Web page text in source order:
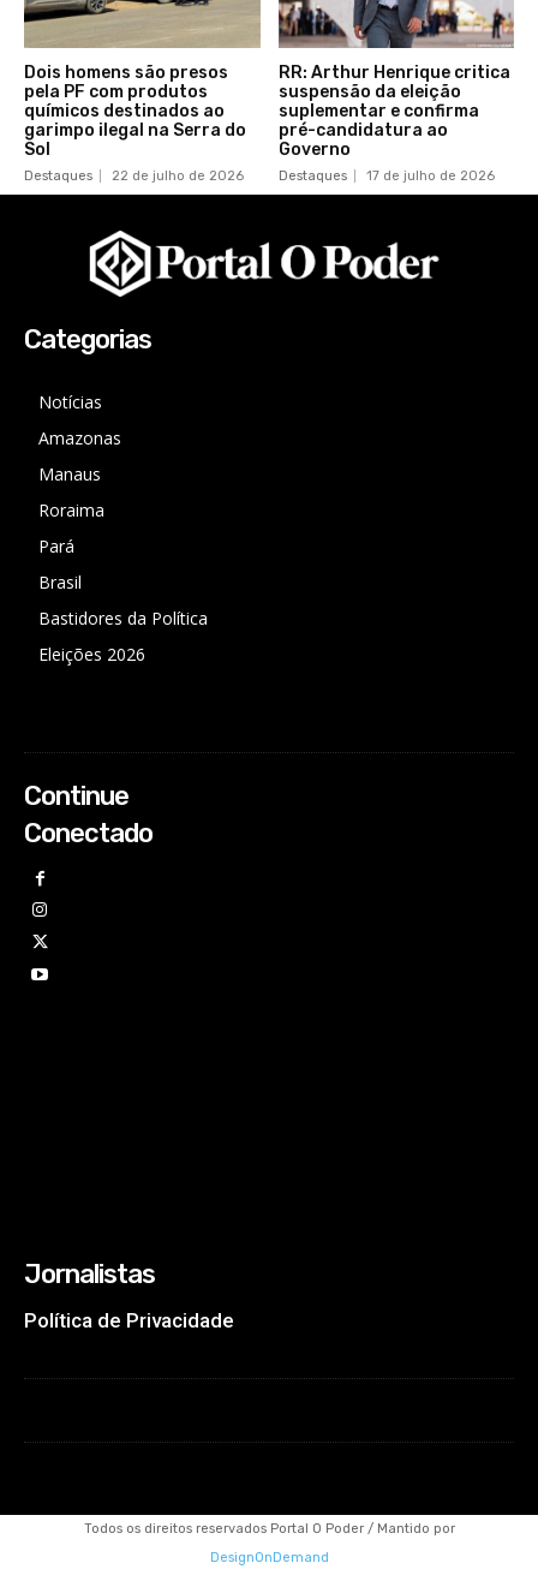
Dois homens são presos
pela PF com produtos
químicos destinados ao
garimpo ilegal na Serra do
Sol
Destaques 22 de julho de 2026
RR: Arthur Henrique critica
suspensão da eleição
suplementar e confirma
pré-candidatura ao
Governo
Destaques 17 de julho de 2026
Categorias
Notícias
Amazonas
Manaus
Roraima
Pará
Brasil
Bastidores da Política
Eleições 2026
Continue
Conectado
Jornalistas
Política de Privacidade
Todos os direitos reservados Portal O Poder / Mantido por
DesignOnDemand